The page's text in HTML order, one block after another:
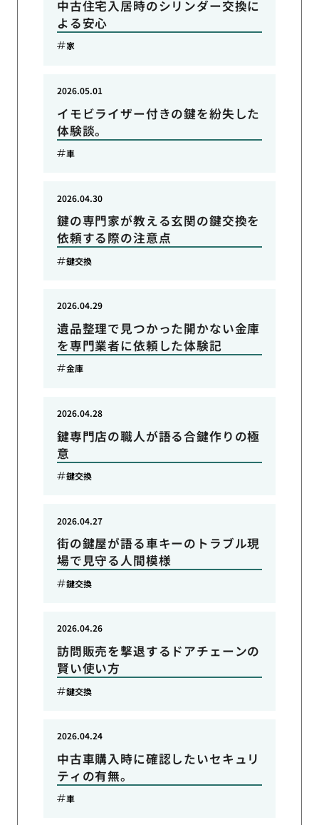
中古住宅入居時のシリンダー交換に
よる安心
家
イモビライザー付きの鍵を紛失した
体験談。
2026.05.01
車
鍵の専門家が教える玄関の鍵交換を
依頼する際の注意点
2026.04.30
鍵交換
遺品整理で見つかった開かない金庫
を専門業者に依頼した体験記
2026.04.29
金庫
鍵専門店の職人が語る合鍵作りの極
意
2026.04.28
鍵交換
街の鍵屋が語る車キーのトラブル現
場で見守る人間模様
2026.04.27
鍵交換
訪問販売を撃退するドアチェーンの
賢い使い方
2026.04.26
鍵交換
中古車購入時に確認したいセキュリ
ティの有無。
2026.04.24
車